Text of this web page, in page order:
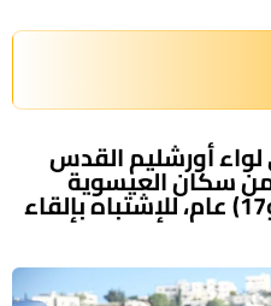
أورشليم القدس
من سكان العيسوية
(تتراوح أعمارهم بين (13 و17) عام، للإشتباه بإلقاء